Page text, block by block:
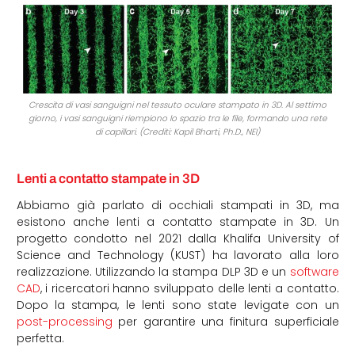
Crescita di vasi sanguigni nel tessuto oculare stampato in 3D. Al settimo
giorno, i vasi sanguigni riempiono lo spazio tra le file, formando una rete
di capillari. (Crediti: Kapil Bharti, Ph.D., NEI)
Lenti a contatto stampate in 3D
Abbiamo già parlato di occhiali stampati in 3D, ma
esistono anche lenti a contatto stampate in 3D. Un
progetto condotto nel 2021 dalla Khalifa University of
Science and Technology (KUST) ha lavorato alla loro
realizzazione. Utilizzando la stampa DLP 3D e un software
CAD, i ricercatori hanno sviluppato delle lenti a contatto.
Dopo la stampa, le lenti sono state levigate con un
post-processing per garantire una finitura superficiale
perfetta.